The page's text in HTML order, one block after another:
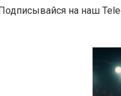
искусств. Ищу для
на наш